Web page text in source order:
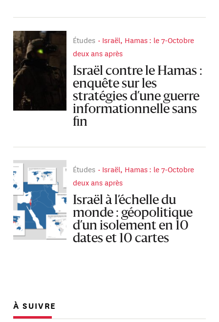
Études
Israël, Hamas : le 7-Octobre
deux ans après
Israël contre le Hamas :
enquête sur les
stratégies d’une guerre
informationnelle sans
fin
Études
Israël, Hamas : le 7-Octobre
deux ans après
Israël à l’échelle du
monde : géopolitique
d’un isolement en 10
dates et 10 cartes
À SUIVRE